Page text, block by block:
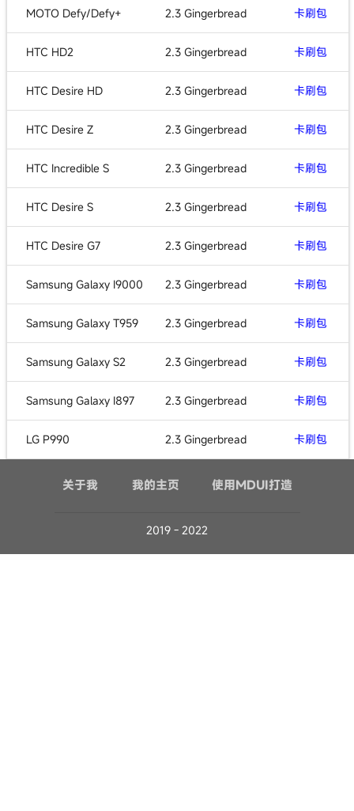
MOTO Defy/Defy+ 2.3 Gingerbread 卡刷包
HTC HD2 2.3 Gingerbread 卡刷包
HTC Desire HD 2.3 Gingerbread 卡刷包
HTC Desire Z 2.3 Gingerbread 卡刷包
HTC Incredible S 2.3 Gingerbread 卡刷包
HTC Desire S 2.3 Gingerbread 卡刷包
HTC Desire G7 2.3 Gingerbread 卡刷包
Samsung Galaxy I9000 2.3 Gingerbread 卡刷包
Samsung Galaxy T959 2.3 Gingerbread 卡刷包
Samsung Galaxy S2 2.3 Gingerbread 卡刷包
Samsung Galaxy I897 2.3 Gingerbread 卡刷包
LG P990 2.3 Gingerbread 卡刷包
关于我 我的主页 使用MDUI打造
2019 - 2022